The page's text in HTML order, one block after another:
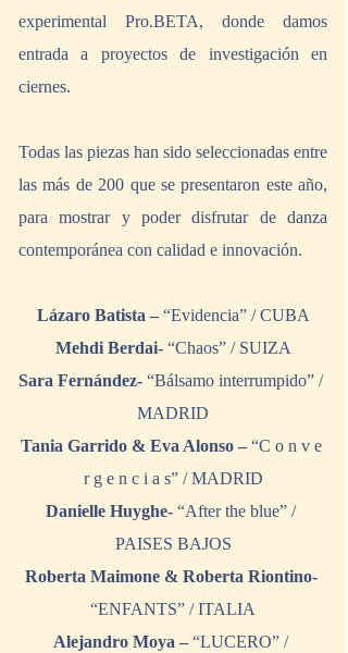
experimental Pro.BETA, donde damos
entrada a proyectos de investigación en
ciernes.
Todas las piezas han sido seleccionadas entre
las más de 200 que se presentaron este año,
para mostrar y poder disfrutar de danza
contemporánea con calidad e innovación.
Lázaro Batista – “Evidencia” / CUBA
Mehdi Berdai- “Chaos” / SUIZA
Sara Fernández- “Bálsamo interrumpido” /
MADRID
Tania Garrido & Eva Alonso – “C o n v e
r g e n c i a s” / MADRID
Danielle Huyghe- “After the blue” /
PAISES BAJOS
Roberta Maimone & Roberta Riontino-
“ENFANTS” / ITALIA
Alejandro Moya – “LUCERO” /